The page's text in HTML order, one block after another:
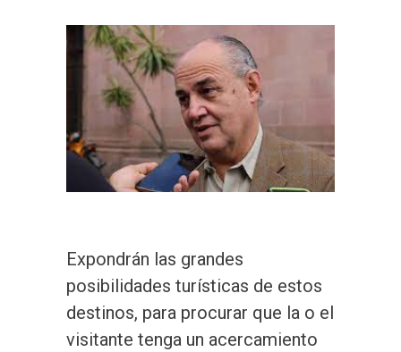
Expondrán las grandes
posibilidades turísticas de estos
destinos, para procurar que la o el
visitante tenga un acercamiento